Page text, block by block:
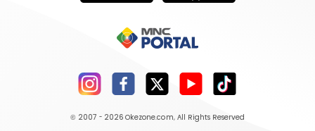
© 2007 - 2026 Okezone.com, All Rights Reserved